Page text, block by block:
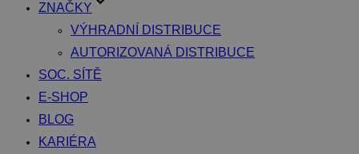
ZNAČKY
VÝHRADNÍ DISTRIBUCE
AUTORIZOVANÁ DISTRIBUCE
SOC. SÍTĚ
E-SHOP
BLOG
KARIÉRA